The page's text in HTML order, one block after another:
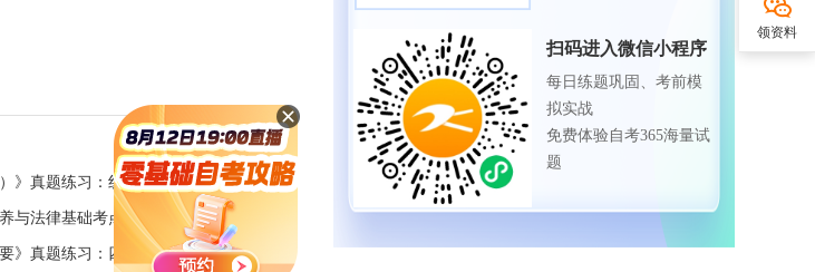
》真题练习：线性微分方程（4.13）
与法律基础考点：自觉遵守职业道德
》真题练习：四个现代化（8.29）
扫码进入微信小程序
每日练题巩固、考前模
拟实战
免费体验自考365海量试
题
领资料